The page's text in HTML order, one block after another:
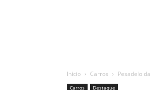
Início Carros Pesadelo
Carros Destaque